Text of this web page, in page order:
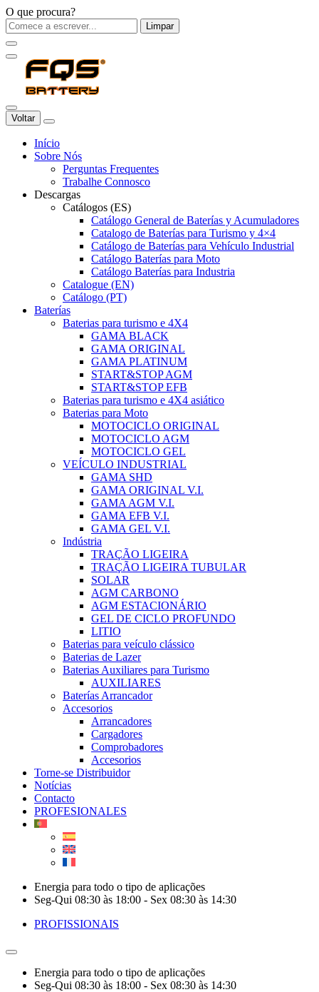
O que procura?
Limpar
Voltar
Início
Sobre Nós
Perguntas Frequentes
Trabalhe Connosco
Descargas
Catálogos (ES)
Catálogo General de Baterías y Acumuladores
Catalogo de Baterías para Turismo y 4×4
Catálogo de Baterías para Vehículo Industrial
Catálogo Baterías para Moto
Catálogo Baterías para Industria
Catalogue (EN)
Catálogo (PT)
Baterías
Baterias para turismo e 4X4
GAMA BLACK
GAMA ORIGINAL
GAMA PLATINUM
START&STOP AGM
START&STOP EFB
Baterias para turismo e 4X4 asiático
Baterias para Moto
MOTOCICLO ORIGINAL
MOTOCICLO AGM
MOTOCICLO GEL
VEÍCULO INDUSTRIAL
GAMA SHD
GAMA ORIGINAL V.I.
GAMA AGM V.I.
GAMA EFB V.I.
GAMA GEL V.I.
Indústria
TRAÇÃO LIGEIRA
TRAÇÃO LIGEIRA TUBULAR
SOLAR
AGM CARBONO
AGM ESTACIONÁRIO
GEL DE CICLO PROFUNDO
LITIO
Baterias para veículo clássico
Baterias de Lazer
Baterias Auxiliares para Turismo
AUXILIARES
Baterías Arrancador
Accesorios
Arrancadores
Cargadores
Comprobadores
Accesorios
Torne-se Distribuidor
Notícias
Contacto
PROFESIONALES
Energia para todo o tipo de aplicações
Seg-Qui 08:30 às 18:00 - Sex 08:30 às 14:30
PROFISSIONAIS
Energia para todo o tipo de aplicações
Seg-Qui 08:30 às 18:00 - Sex 08:30 às 14:30